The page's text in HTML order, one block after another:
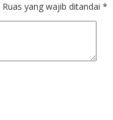
Ruas yang wajib ditandai *